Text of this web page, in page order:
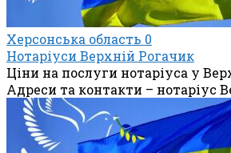
Херсонська область 0
Нотаріуси Верхній Рогачик
Ціни на послуги нотаріуса у
Адреси та контакти – нотаріус